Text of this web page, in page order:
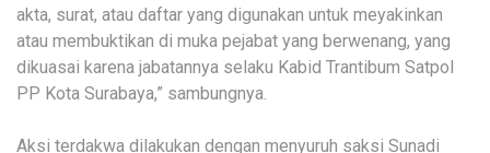
akta, surat, atau daftar yang digunakan untuk meyakinkan
atau membuktikan di muka pejabat yang berwenang, yang
dikuasai karena jabatannya selaku Kabid Trantibum Satpol
PP Kota Surabaya,” sambungnya.
Aksi terdakwa dilakukan dengan menyuruh saksi Sunadi